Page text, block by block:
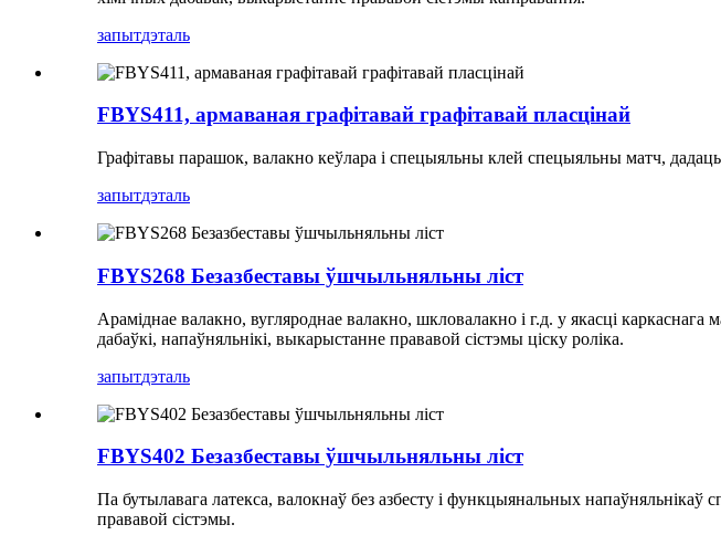
запытдэталь
FBYS411, армаваная графітавай графітавай пласцінай
Графітавы парашок, валакно кеўлара і спецыяльны клей спецыяльны матч,
запытдэталь
FBYS268 Безазбеставы ўшчыльняльны ліст
Араміднае валакно, вугляроднае валакно, шкловалакно і г.д. у якасці
дабаўкі, напаўняльнікі, выкарыстанне прававой сістэмы ціску роліка.
запытдэталь
FBYS402 Безазбеставы ўшчыльняльны ліст
Па бутылавага латекса, валокнаў без азбесту і функцыянальных
прававой сістэмы.